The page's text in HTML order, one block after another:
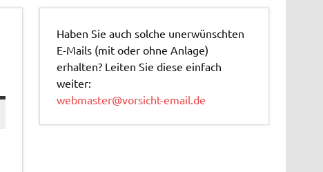
Haben Sie auch solche unerwünschten
E-Mails (mit oder ohne Anlage)
erhalten? Leiten Sie diese einfach
weiter:
webmaster@vorsicht-email.de